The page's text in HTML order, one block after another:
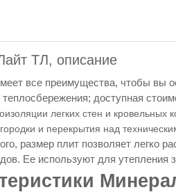
ТЛ, описание
все преимущества, чтобы вы
теплосбережения; доступная
легких стен и
и перекрытия над
размер плит позволяет легко
Ее используют для утепления